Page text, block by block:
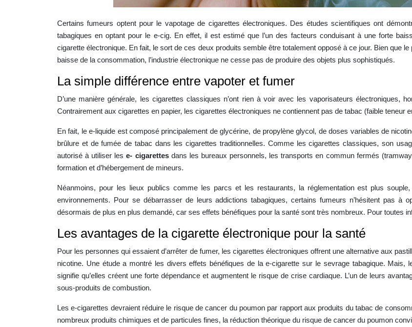
Certains fumeurs optent pour le vapotage de cigarettes électroniques. Des études scientifiques ont
tabagiques en optant pour le e-cig. En effet, il est estimé que l’un des facteurs conduisant à une forte
cigarette électronique. En fait, le sort de ces deux produits semble être totalement opposé à ce jour. Bien que
baisse de la consommation, l’industrie électronique ne cesse pas de produire des objets plus sophistiqués.
La simple différence entre vapoter et fumer
D’une manière générale, les cigarettes classiques n’ont rien à voir avec les vaporisateurs électroniques,
Contrairement aux cigarettes en papier, les cigarettes électroniques ne contiennent pas de tabac (faible teneur
En fait, le e-liquide est composé principalement de glycérine, de propylène glycol, de doses variables de
brûlure et de fumée de tabac dans les cigarettes traditionnelles. Comme les cigarettes classiques, son
autorisé à utiliser lese- cigarettesdans les bureaux personnels, les transports en commun fermés
formation et d’hébergement de mineurs.
Néanmoins, pour les lieux publics comme les parcs et les restaurants, la réglementation est plus
environnements. Pour se débarrasser de leurs addictions tabagiques, certains fumeurs n’hésitent pas à
désormais de plus en plus demandé, car ses effets bénéfiques pour la santé sont très nombreux. Pour toutes
Les avantages de la cigarette électronique pour la santé
Pour les personnes qui essaient d’arrêter de fumer, les cigarettes électroniques offrent une alternative aux
nicotine. Une étude a montré les divers effets bénéfiques de la e-cigarette sur le sevrage tabagique. Mais,
signifie qu’elles créent une forte dépendance et augmentent le risque de crise cardiaque. L’un de leurs
sous-produits de combustion.
Les e-cigarettes devraient réduire le risque de cancer du poumon par rapport aux produits du tabac de
nombreux produits chimiques et de particules fines, la réduction théorique du risque de cancer du poumon